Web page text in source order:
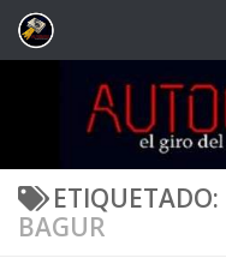
Saltar al contenido
ETIQUETADO:
BAGUR